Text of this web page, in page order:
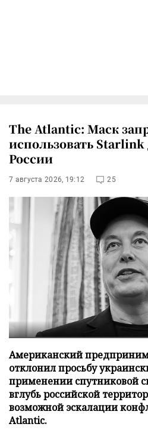
The Atlantic: Маск
использовать Starlink
России
7 августа 2026, 19:12 25
Американский
отклонил просьбу
применении спутниковой
вглубь российской
возможной эскалации
Atlantic.